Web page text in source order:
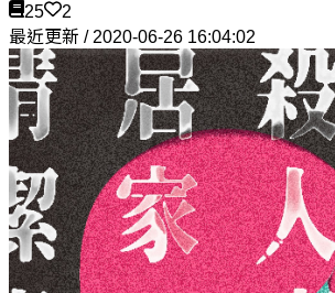
25
2
最近更新 / 2020-06-26 16:04:02